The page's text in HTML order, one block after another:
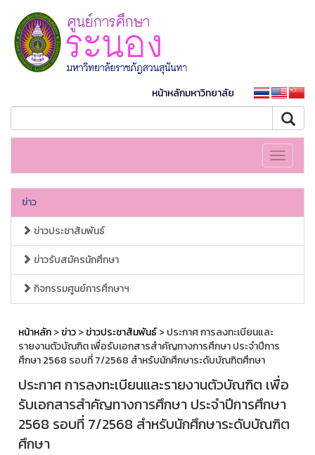
หน้าหลักมหาวิทยาลัย
Toggle
ข่าว
ข่าวประชาสัมพันธ์
ข่าวรับสมัครนักศึกษา
กิจกรรมศูนย์การศึกษาฯ
หน้าหลัก>ข่าว>ข่าวประชาสัมพันธ์> ประกาศ การลงทะเบียนและ
รายงานตัวบัณฑิต เพื่อรับเอกสารสำคัญทางการศึกษา ประจำปีการ
ศึกษา 2568 รอบที่ 7/2568 สำหรับนักศึกษาระดับบัณฑิตศึกษา
ประกาศ การลงทะเบียนและรายงานตัวบัณฑิต เพื่อ
รับเอกสารสำคัญทางการศึกษา ประจำปีการศึกษา
2568 รอบที่ 7/2568 สำหรับนักศึกษาระดับบัณฑิต
ศึกษา